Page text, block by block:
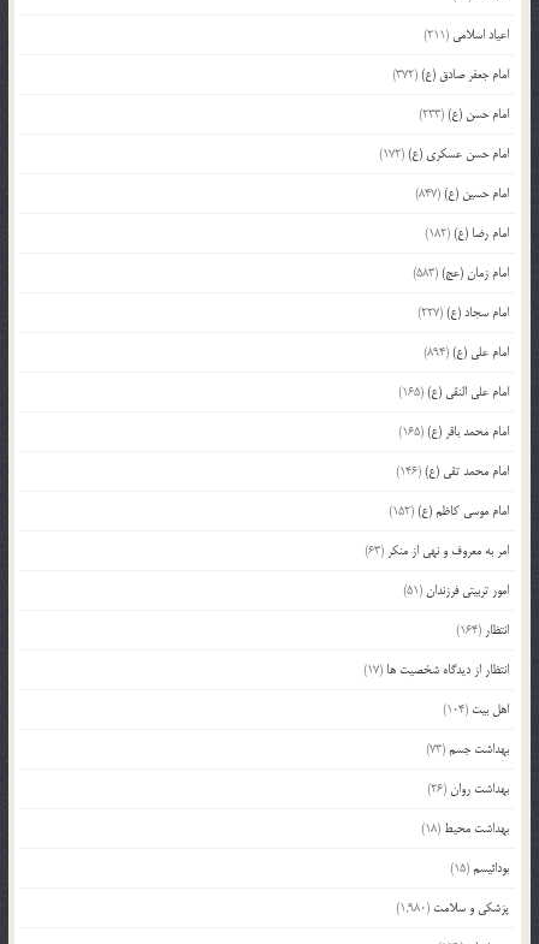
اعیاد اسلامی (211)
امام جعفر صادق (ع)(372)
امام حسن (ع)(233)
امام حسن عسکری (ع)(172)
امام حسین (ع)(847)
امام رضا (ع)(182)
امام زمان (عج)(583)
امام سجاد (ع)(227)
امام علی (ع)(894)
امام علی النقی (ع)(165)
امام محمد باقر (ع)(165)
امام محمد تقی (ع)(146)
امام موسی کاظم (ع)(152)
امر به معروف و نهی از منکر (63)
امور تربیتی فرزندان(51)
انتظار (164)
انتظار از دیدگاه شخصیت ها (17)
اهل بیت (104)
بهداشت جسم(73)
بهداشت روان(26)
بهداشت محیط (18)
بودائیسم(15)
پزشکی و سلامت (1,980)